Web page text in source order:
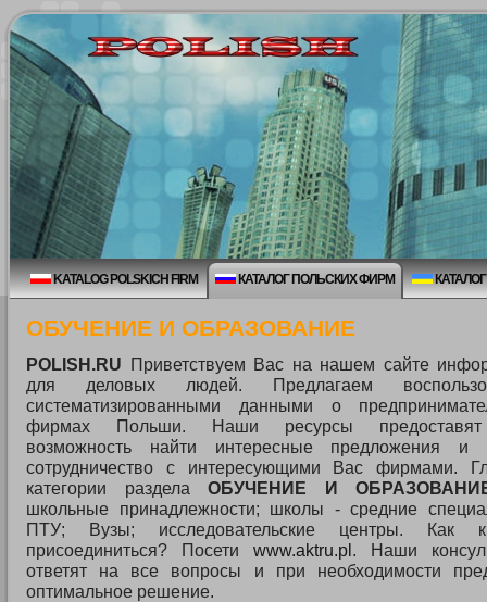
KATALOG POLSKICH FIRM КАТАЛОГ ПОЛЬСКИХ ФИРМ
ОБУЧЕНИЕ И ОБРАЗОВАНИЕ
POLISH.RU Приветствуем Вас на нашем сайте
для деловых людей. Предлагаем
систематизированными данными о
фирмах Польши. Наши ресурсы
возможность найти интересные предложения и
сотрудничество с интересующими Вас фирмами.
категории разделаОБУЧЕНИЕ И
школьные принадлежности; школы - средние
ПТУ; Вузы; исследовательские центры. Как
присоединиться? Посети www.aktru.pl. Наши
ответят на все вопросы и при необходимости
оптимальное решение.